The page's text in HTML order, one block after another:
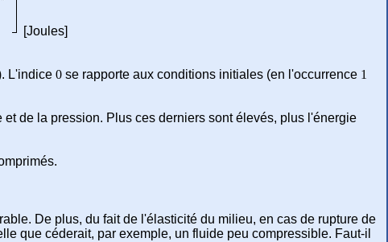
[Joules]
L'indice 0 se rapporte aux conditions initiales (en l'occurrence 1
de la pression. Plus ces derniers sont élevés, plus l'énergie
De plus, du fait de l'élasticité du milieu, en cas de rupture de
que céderait, par exemple, un fluide peu compressible. Faut-il